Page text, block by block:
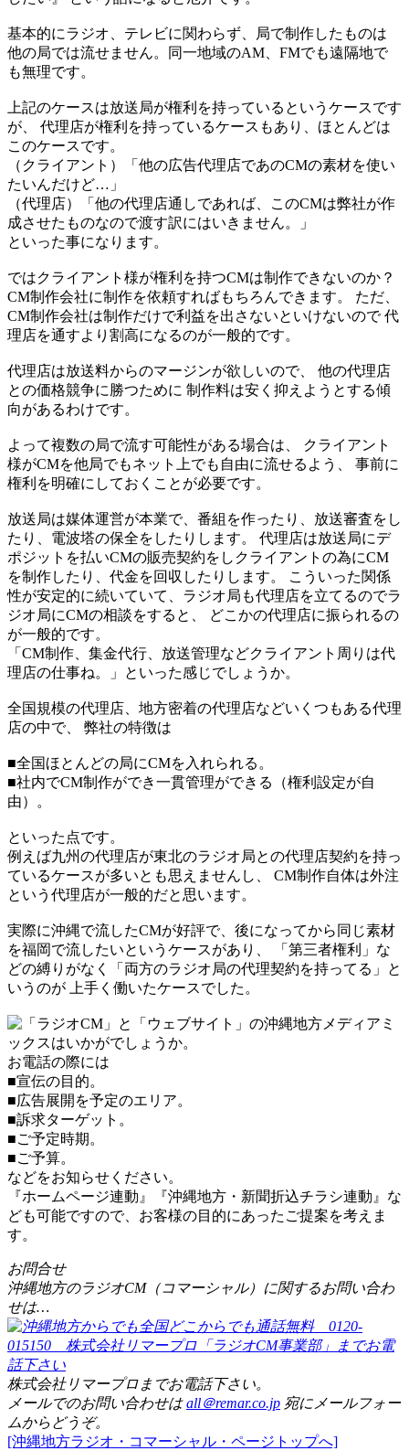
基本的にラジオ、テレビに関わらず、局で制作したものは
他の局では流せません。同一地域のAM、FMでも遠隔地で
も無理です。
上記のケースは放送局が権利を持っているというケースです
が、 代理店が権利を持っているケースもあり、ほとんどは
このケースです。
（クライアント）「他の広告代理店であのCMの素材を使い
たいんだけど…」
（代理店）「他の代理店通しであれば、このCMは弊社が作
成させたものなので渡す訳にはいきません。」
といった事になります。
ではクライアント様が権利を持つCMは制作できないのか？
CM制作会社に制作を依頼すればもちろんできます。 ただ、
CM制作会社は制作だけで利益を出さないといけないので 代
理店を通すより割高になるのが一般的です。
代理店は放送料からのマージンが欲しいので、 他の代理店
との価格競争に勝つために 制作料は安く抑えようとする傾
向があるわけです。
よって複数の局で流す可能性がある場合は、 クライアント
様がCMを他局でもネット上でも自由に流せるよう、 事前に
権利を明確にしておくことが必要です。
放送局は媒体運営が本業で、番組を作ったり、放送審査をし
たり、電波塔の保全をしたりします。 代理店は放送局にデ
ポジットを払いCMの販売契約をしクライアントの為にCM
を制作したり、代金を回収したりします。 こういった関係
性が安定的に続いていて、ラジオ局も代理店を立てるのでラ
ジオ局にCMの相談をすると、 どこかの代理店に振られるの
が一般的です。
「CM制作、集金代行、放送管理などクライアント周りは代
理店の仕事ね。」といった感じでしょうか。
全国規模の代理店、地方密着の代理店などいくつもある代理
店の中で、 弊社の特徴は
■全国ほとんどの局にCMを入れられる。
■社内でCM制作ができ一貫管理ができる（権利設定が自
由）。
といった点です。
例えば九州の代理店が東北のラジオ局との代理店契約を持っ
ているケースが多いとも思えませんし、 CM制作自体は外注
という代理店が一般的だと思います。
実際に沖縄で流したCMが好評で、後になってから同じ素材
を福岡で流したいというケースがあり、 「第三者権利」な
どの縛りがなく「両方のラジオ局の代理契約を持ってる」と
いうのが 上手く働いたケースでした。
お電話の際には
■宣伝の目的。
■広告展開を予定のエリア。
■訴求ターゲット。
■ご予定時期。
■ご予算。
などをお知らせください。
『ホームページ連動』『沖縄地方・新聞折込チラシ連動』な
ども可能ですので、お客様の目的にあったご提案を考えま
す。
お問合せ
沖縄地方のラジオCM（コマーシャル）に関するお問い合わ
せは…
株式会社リマープロまでお電話下さい。
メールでのお問い合わせはall＠remar.co.jp 宛にメールフォー
ムからどうぞ。
[沖縄地方ラジオ・コマーシャル・ページトップへ]